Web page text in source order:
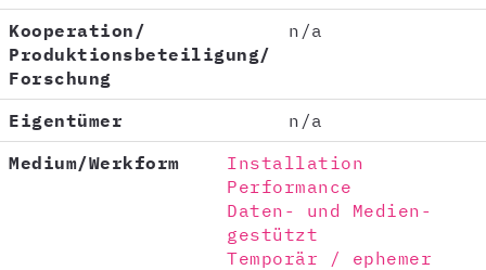
Kooperation/
Produktionsbeteiligung/
Forschung
n/a
Eigentümer
n/a
Medium/Werkform
Installation
Performance
Daten- und Medien-
gestützt
Temporär / ephemer